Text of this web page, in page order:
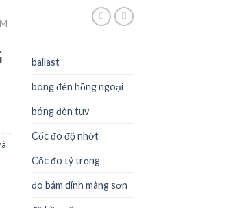
ballast
bóng đèn hồng ngoại
bóng đèn tuv
Cốc đo độ nhớt
Cốc đo tỷ trọng
đo bám dính màng sơn